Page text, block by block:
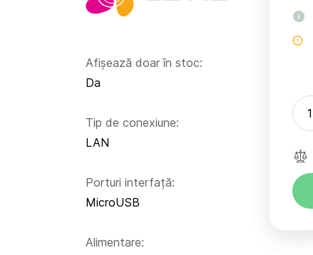
Afișează doar în stoc:
Da
Tip de conexiune:
LAN
Porturi interfață:
MicroUSB
Alimentare: